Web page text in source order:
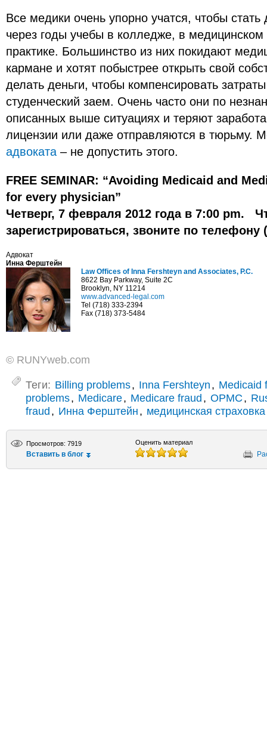
Bсе медики очень упорно учатся, чтобы
через годы учебы в колледже, в
практике. Большинство из них покидают
кармане и хотят побыстрее открыть свой
делать деньги, чтобы компенсировать
студенческий заем. Очень часто они по
описанных выше ситуациях и теряют
лицензии или даже отправляются в тюрьму.
адвоката – не допустить этого.
FREE SEMINAR: “Avoiding Medicaid and
for every physician”
Четверг, 7 февраля 2012 года в 7:00 pm.
зарегистрироваться, звоните по телефону
Адвокат
Инна Ферштейн
Law Offices of Inna Fershteyn and Associates, P.C.
8622 Bay Parkway, Suite 2C
Brooklyn, NY 11214
www.advanced-legal.com
Tel (718) 333-2394
Fax (718) 373-5484
© RUNYweb.com
Теги: Billing problems, Inna Fershteyn, Medicaid
problems, Medicare, Medicare fraud, OPMC,
fraud, Инна Ферштейн, медицинская страховка
Просмотров: 7919
Вставить в блог
Оценить материал